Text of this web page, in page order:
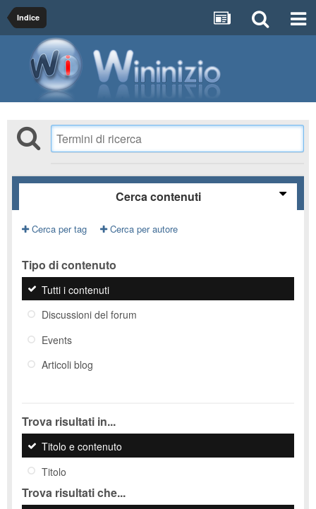
Indice
Cerca contenuti
Cerca per tag Cerca per autore
Tipo di contenuto
Tutti i contenuti
Discussioni del forum
Events
Articoli blog
Trova risultati in...
Titolo e contenuto
Titolo
Trova risultati che...